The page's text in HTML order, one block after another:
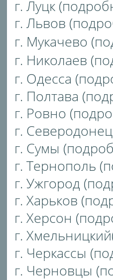
г. Луцк
г. Львов
г. Мукачево
г. Николаев
г. Одесса
г. Полтава
г. Ровно
г.
г. Сумы
г. Тернополь
г. Ужгород
г. Харьков
г. Херсон
г.
г. Черкассы
г. Черновцы